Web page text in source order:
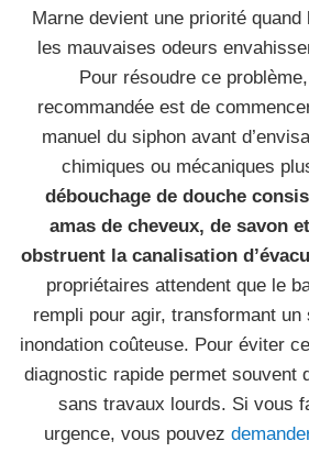
Marne devient une priorité quand
les mauvaises odeurs
Pour résoudre ce
recommandée est de
manuel du siphon avant
chimiques ou mécaniques
débouchage de douche
amas de cheveux, de savon
obstruent la canalisation
propriétaires attendent que le
rempli pour agir, transformant un
inondation coûteuse. Pour éviter
diagnostic rapide permet souvent
sans travaux lourds. Si vous
urgence, vous pouvez